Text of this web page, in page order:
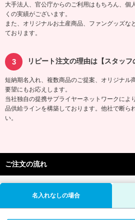
大手法人、官公庁からのご利用はもちろん、個
くの実績がございます。
また、オリジナルお土産商品、ファングッズな
ております。
リピート注文の理由は【スタッフ
短納期名入れ、複数商品のご提案、オリジナル
要望にもお応えします。
当社独自の提携サプライヤーネットワークによ
品供給ラインを構築しております。他社で断ら
い。
ご注文の流れ
名入れなしの場合